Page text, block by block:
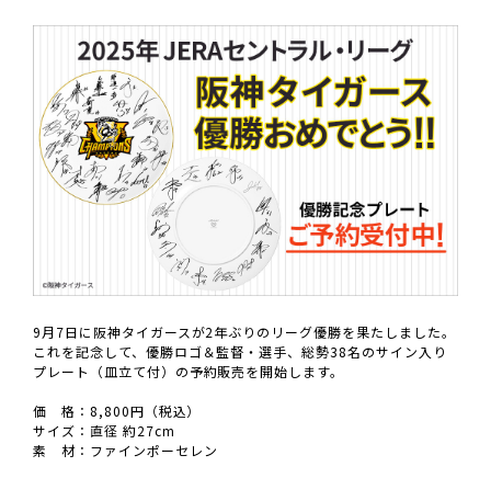
9月7日に阪神タイガースが2年ぶりのリーグ優勝を果たしました。
これを記念して、優勝ロゴ＆監督・選手、総勢38名のサイン入り
プレート（皿立て付）の予約販売を開始します。
価 格：8,800円（税込）
サイズ：直径 約27cm
素 材：ファインポーセレン